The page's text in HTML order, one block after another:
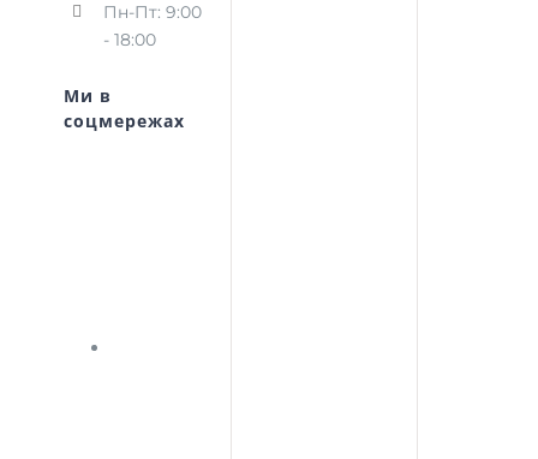
Пн-Пт: 9:00
- 18:00
Ми в
соцмережах